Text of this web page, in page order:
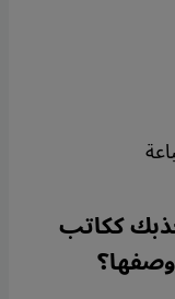
ككاتب
وصفها؟